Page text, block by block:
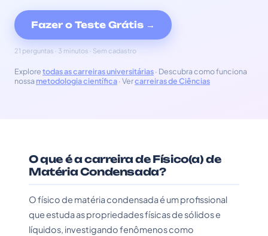
Fazer o Teste Grátis →
21 perguntas · 3 minutos · Sem cadastro
Exploretodas as carreiras universitárias· Descubra como funciona
nossa metodologia científica· Vercarreiras de Ciências
O que é a carreira de Físico(a) de
Matéria Condensada?
O físico de matéria condensada é um profissional
que estuda as propriedades físicas de sólidos e
líquidos, investigando fenômenos como